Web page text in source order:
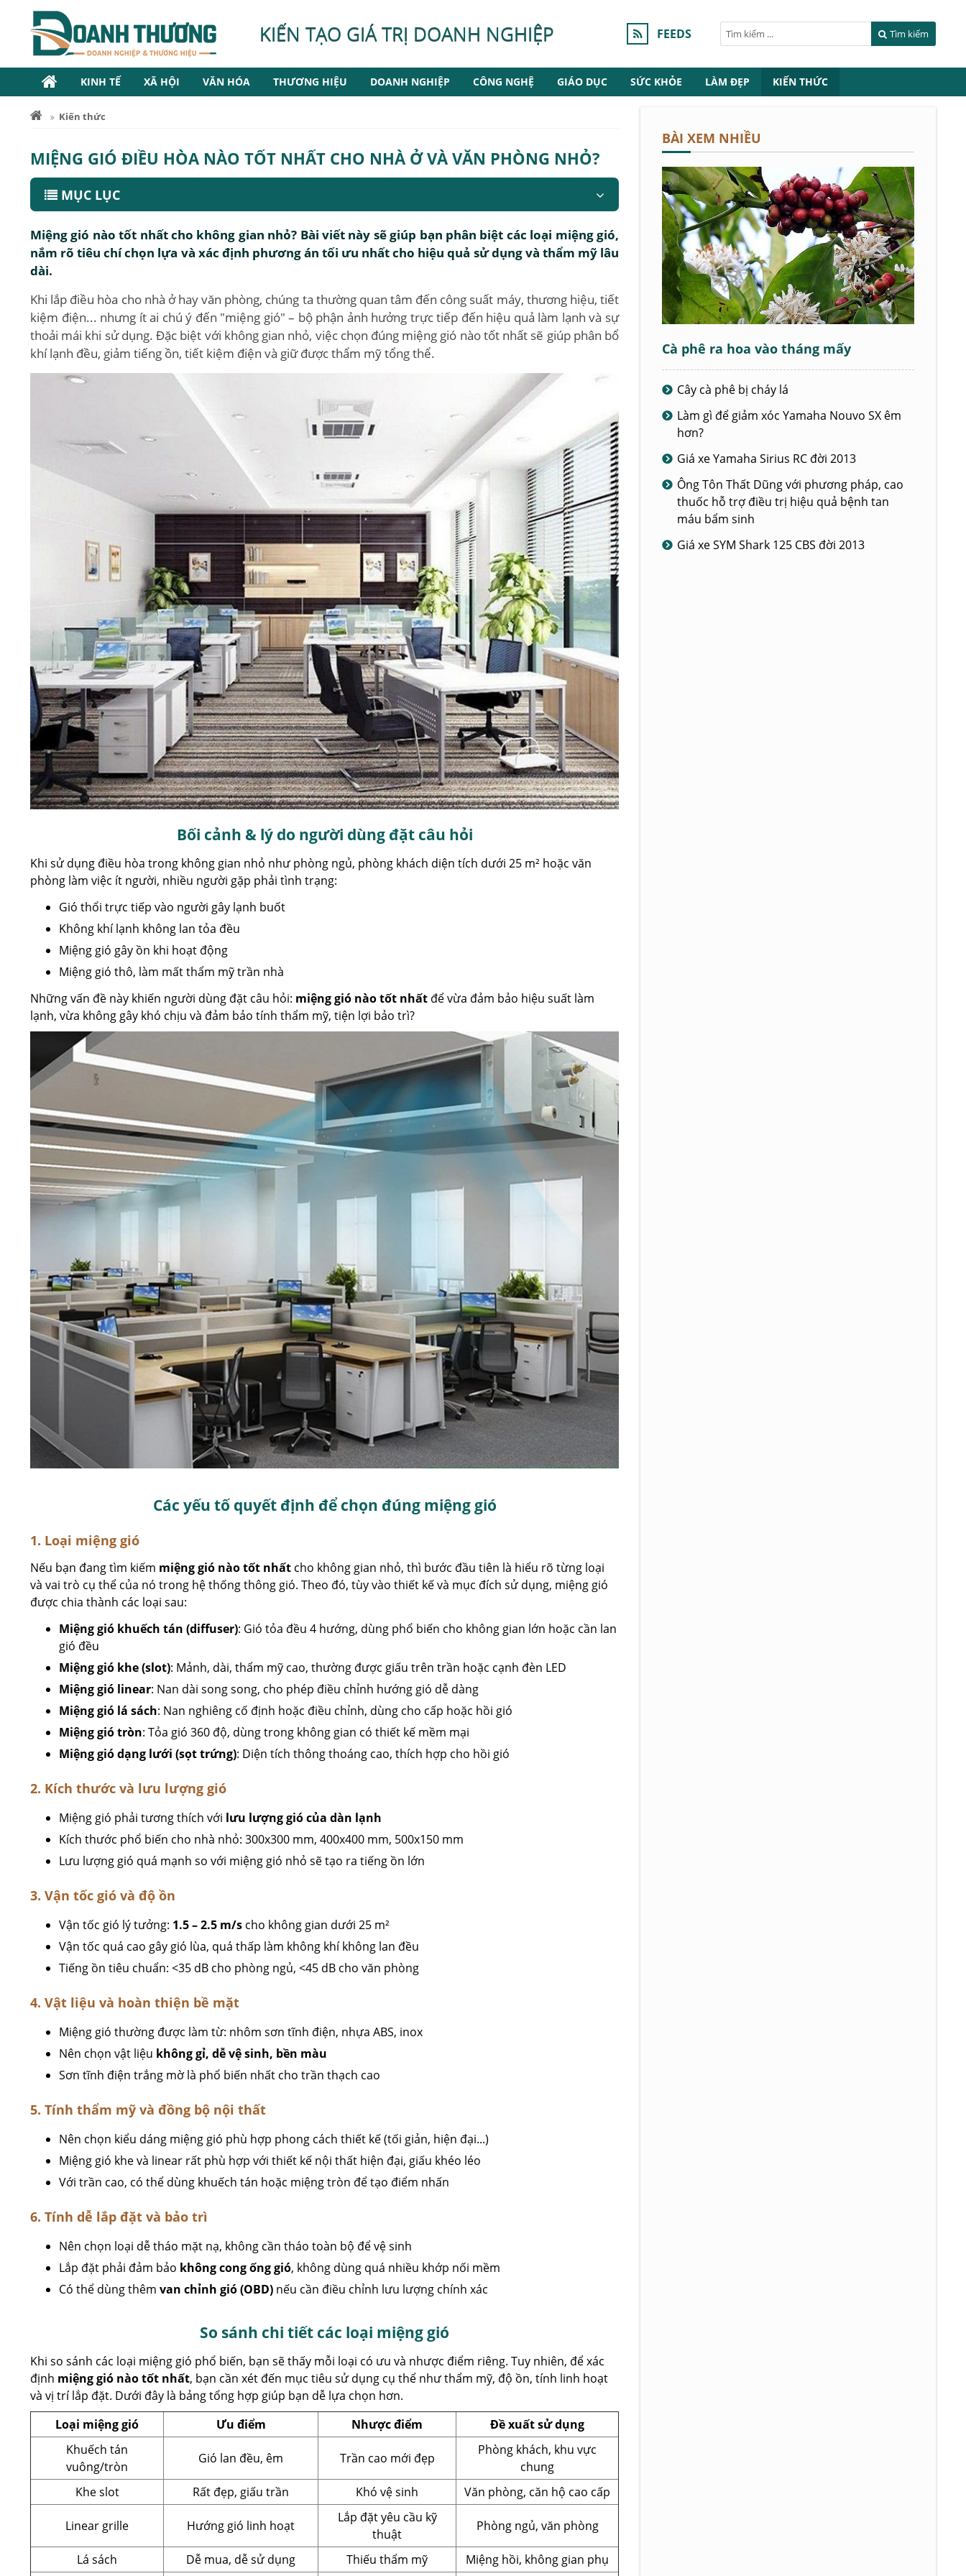
KIẾN TẠO GIÁ TRỊ DOANH NGHIỆP FEEDS Tìm kiếm
KINH TẾ XÃ HỘI VĂN HÓA THƯƠNG HIỆU DOANH NGHIỆP CÔNG NGHỆ GIÁO DỤC SỨC KHỎE LÀM ĐẸP KIẾN THỨC
Kiến thức
MIỆNG GIÓ ĐIỀU HÒA NÀO TỐT NHẤT CHO NHÀ Ở VÀ VĂN PHÒNG NHỎ?
MỤC LỤC
Miệng gió nào tốt nhất cho không gian nhỏ? Bài viết này sẽ giúp bạn phân biệt các loại miệng gió,
nắm rõ tiêu chí chọn lựa và xác định phương án tối ưu nhất cho hiệu quả sử dụng và thẩm mỹ lâu
dài.
Khi lắp điều hòa cho nhà ở hay văn phòng, chúng ta thường quan tâm đến công suất máy, thương hiệu, tiết
kiệm điện... nhưng ít ai chú ý đến "miệng gió" – bộ phận ảnh hưởng trực tiếp đến hiệu quả làm lạnh và sự
thoải mái khi sử dụng. Đặc biệt với không gian nhỏ, việc chọn đúng miệng gió nào tốt nhất sẽ giúp phân bổ
khí lạnh đều, giảm tiếng ồn, tiết kiệm điện và giữ được thẩm mỹ tổng thể.
Bối cảnh & lý do người dùng đặt câu hỏi
Khi sử dụng điều hòa trong không gian nhỏ như phòng ngủ, phòng khách diện tích dưới 25 m² hoặc văn
phòng làm việc ít người, nhiều người gặp phải tình trạng:
Gió thổi trực tiếp vào người gây lạnh buốt
Không khí lạnh không lan tỏa đều
Miệng gió gây ồn khi hoạt động
Miệng gió thô, làm mất thẩm mỹ trần nhà
Những vấn đề này khiến người dùng đặt câu hỏi: miệng gió nào tốt nhất để vừa đảm bảo hiệu suất làm
lạnh, vừa không gây khó chịu và đảm bảo tính thẩm mỹ, tiện lợi bảo trì?
Các yếu tố quyết định để chọn đúng miệng gió
1. Loại miệng gió
Nếu bạn đang tìm kiếm miệng gió nào tốt nhất cho không gian nhỏ, thì bước đầu tiên là hiểu rõ từng loại
và vai trò cụ thể của nó trong hệ thống thông gió. Theo đó, tùy vào thiết kế và mục đích sử dụng, miệng gió
được chia thành các loại sau:
Miệng gió khuếch tán (diffuser): Gió tỏa đều 4 hướng, dùng phổ biến cho không gian lớn hoặc cần lan
gió đều
Miệng gió khe (slot): Mảnh, dài, thẩm mỹ cao, thường được giấu trên trần hoặc cạnh đèn LED
Miệng gió linear: Nan dài song song, cho phép điều chỉnh hướng gió dễ dàng
Miệng gió lá sách: Nan nghiêng cố định hoặc điều chỉnh, dùng cho cấp hoặc hồi gió
Miệng gió tròn: Tỏa gió 360 độ, dùng trong không gian có thiết kế mềm mại
Miệng gió dạng lưới (sọt trứng): Diện tích thông thoáng cao, thích hợp cho hồi gió
2. Kích thước và lưu lượng gió
Miệng gió phải tương thích với lưu lượng gió của dàn lạnh
Kích thước phổ biến cho nhà nhỏ: 300x300 mm, 400x400 mm, 500x150 mm
Lưu lượng gió quá mạnh so với miệng gió nhỏ sẽ tạo ra tiếng ồn lớn
3. Vận tốc gió và độ ồn
Vận tốc gió lý tưởng: 1.5 – 2.5 m/s cho không gian dưới 25 m²
Vận tốc quá cao gây gió lùa, quá thấp làm không khí không lan đều
Tiếng ồn tiêu chuẩn: <35 dB cho phòng ngủ, <45 dB cho văn phòng
4. Vật liệu và hoàn thiện bề mặt
Miệng gió thường được làm từ: nhôm sơn tĩnh điện, nhựa ABS, inox
Nên chọn vật liệu không gỉ, dễ vệ sinh, bền màu
Sơn tĩnh điện trắng mờ là phổ biến nhất cho trần thạch cao
5. Tính thẩm mỹ và đồng bộ nội thất
Nên chọn kiểu dáng miệng gió phù hợp phong cách thiết kế (tối giản, hiện đại...)
Miệng gió khe và linear rất phù hợp với thiết kế nội thất hiện đại, giấu khéo léo
Với trần cao, có thể dùng khuếch tán hoặc miệng tròn để tạo điểm nhấn
6. Tính dễ lắp đặt và bảo trì
Nên chọn loại dễ tháo mặt nạ, không cần tháo toàn bộ để vệ sinh
Lắp đặt phải đảm bảo không cong ống gió, không dùng quá nhiều khớp nối mềm
Có thể dùng thêm van chỉnh gió (OBD) nếu cần điều chỉnh lưu lượng chính xác
So sánh chi tiết các loại miệng gió
Khi so sánh các loại miệng gió phổ biến, bạn sẽ thấy mỗi loại có ưu và nhược điểm riêng. Tuy nhiên, để xác
định miệng gió nào tốt nhất, bạn cần xét đến mục tiêu sử dụng cụ thể như thẩm mỹ, độ ồn, tính linh hoạt
và vị trí lắp đặt. Dưới đây là bảng tổng hợp giúp bạn dễ lựa chọn hơn.
Loại miệng gió
Ưu điểm Nhược điểm
Đề xuất sử dụng
Khuếch tán
vuông/tròn
Gió lan đều, êm Trần cao mới đẹp
Phòng khách, khu vực
chung
Khe slot
Rất đẹp, giấu trần Khó vệ sinh Văn phòng, căn hộ cao cấp
Linear grille Hướng gió linh hoạt
Lắp đặt yêu cầu kỹ
thuật
Phòng ngủ, văn phòng
Lá sách Dễ mua, dễ sử dụng Thiếu thẩm mỹ Miệng hồi, không gian phụ
BÀI XEM NHIỀU
Cà phê ra hoa vào tháng mấy
Cây cà phê bị cháy lá
Làm gì để giảm xóc Yamaha Nouvo SX êm
hơn?
Giá xe Yamaha Sirius RC đời 2013
Ông Tôn Thất Dũng với phương pháp, cao
thuốc hỗ trợ điều trị hiệu quả bệnh tan
máu bẩm sinh
Giá xe SYM Shark 125 CBS đời 2013